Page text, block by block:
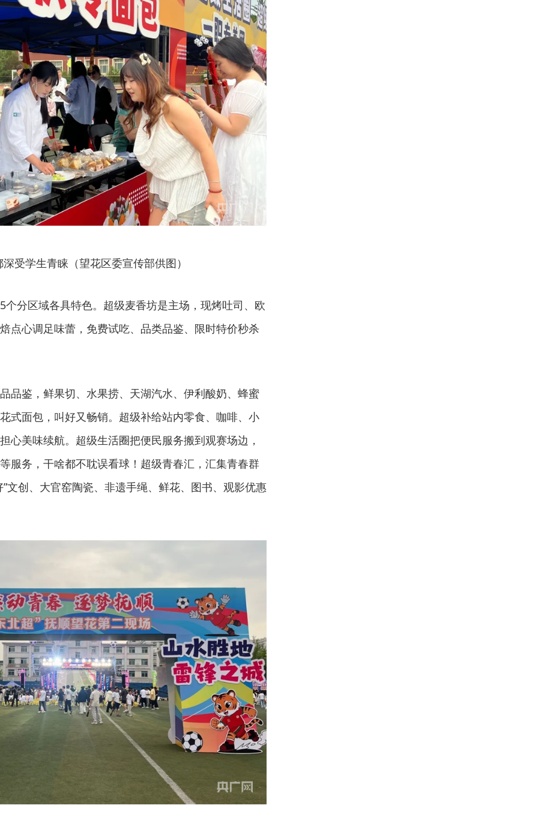
受学生青睐（望花区委宣传部供图）
个分区域各具特色。超级麦香坊是主场，现烤吐司、欧
点心调足味蕾，免费试吃、品类品鉴、限时特价秒杀
品鉴，鲜果切、水果捞、天湖汽水、伊利酸奶、蜂蜜
式面包，叫好又畅销。超级补给站内零食、咖啡、小
心美味续航。超级生活圈把便民服务搬到观赛场边，
服务，干啥都不耽误看球！超级青春汇，汇集青春群
文创、大官窑陶瓷、非遗手绳、鲜花、图书、观影优惠